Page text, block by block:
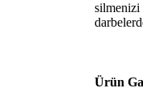
silmenizi
Ürün